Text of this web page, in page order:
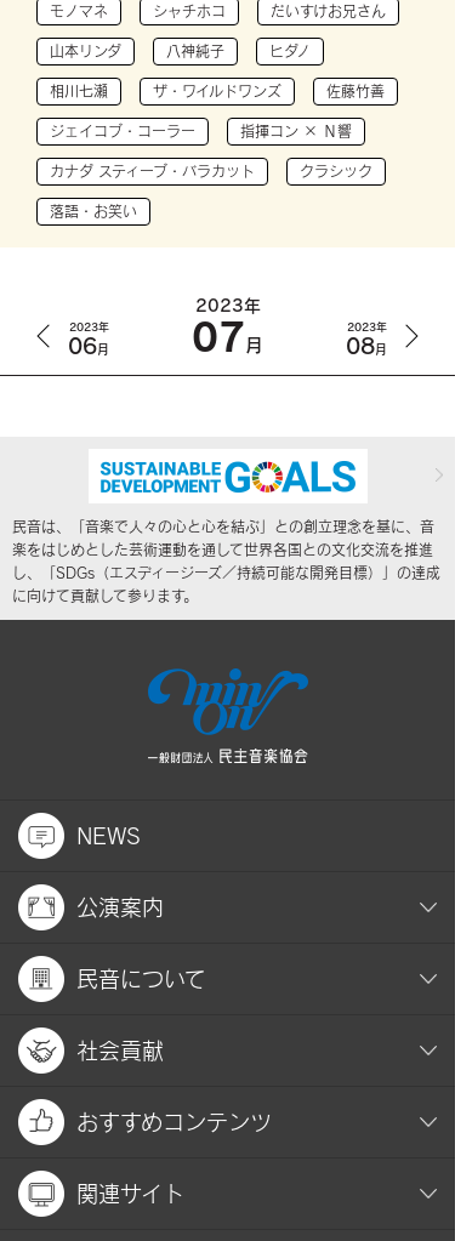
モノマネ シャチホコ だいすけお兄さん
山本リンダ 八神純子 ヒダノ
相川七瀬 ザ・ワイルドワンズ 佐藤竹善
ジェイコブ・コーラー 指揮コン × Ｎ響
カナダ スティーブ・バラカット クラシック
落語・お笑い
2023年
06月
2023年
07月
2023年
08月
民音は、「音楽で人々の心と心を結ぶ」との創立理念を基に、音
楽をはじめとした芸術運動を通して世界各国との文化交流を推進
し、「SDGs（エスディージーズ／持続可能な開発目標）」の達成
に向けて貢献して参ります。
NEWS
公演案内
民音について
社会貢献
おすすめコンテンツ
関連サイト